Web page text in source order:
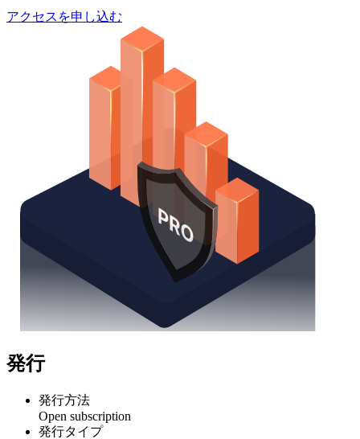
アクセスを申し込む
発行
発行方法
Open subscription
発行タイプ